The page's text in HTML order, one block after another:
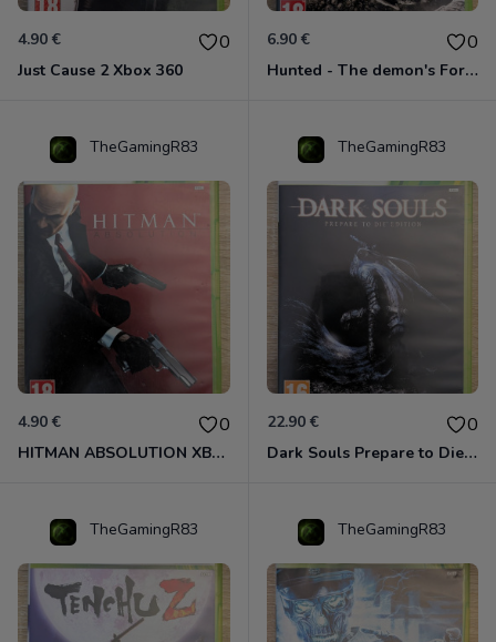
4.90 € 0
Just Cause 2 Xbox 360
6.90 € 0
Hunted - The demon's Forge Xbox 360 (Complet CIB)
TheGamingR83
4.90 € 0
HITMAN ABSOLUTION XBOX 360
TheGamingR83
22.90 € 0
Dark Souls Prepare to Die Edition XBOX 360
TheGamingR83 TheGamingR83